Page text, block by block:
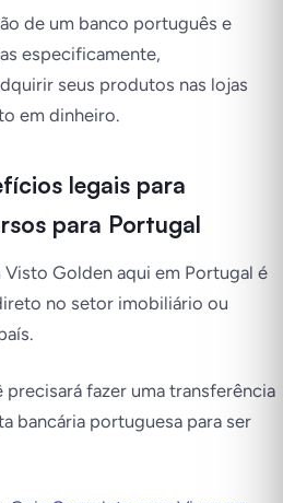
de um banco português e
especificamente,
seus produtos nas lojas
em dinheiro.
legais para
para Portugal
Golden aqui em Portugal é
no setor imobiliário ou
fazer uma transferência
bancária portuguesa para ser